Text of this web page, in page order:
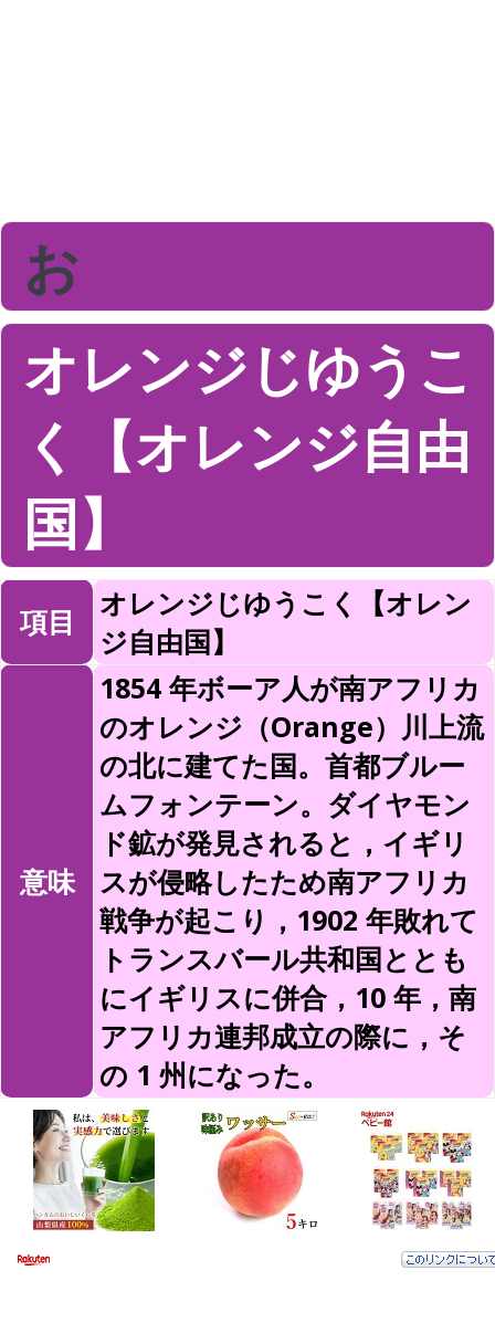
お
オレンジじゆうこ
く【オレンジ自由
国】
項目
オレンジじゆうこく【オレン
ジ自由国】
意味
1854 年ボーア人が南アフリカ
のオレンジ（Orange）川上流
の北に建てた国。首都ブルー
ムフォンテーン。ダイヤモン
ド鉱が発見されると，イギリ
スが侵略したため南アフリカ
戦争が起こり，1902 年敗れて
トランスバール共和国ととも
にイギリスに併合，10 年，南
アフリカ連邦成立の際に，そ
の 1 州になった。